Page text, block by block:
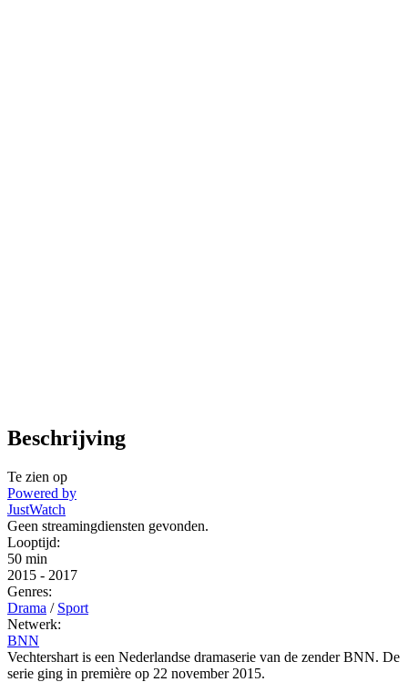
Beschrijving
Te zien op
Powered by
JustWatch
Geen streamingdiensten gevonden.
Looptijd:
50 min
2015 - 2017
Genres:
Drama / Sport
Netwerk:
BNN
Vechtershart is een Nederlandse dramaserie van de zender BNN. De
serie ging in première op 22 november 2015.